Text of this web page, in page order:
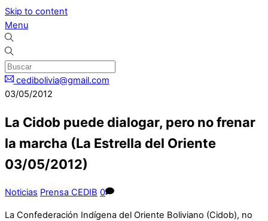
Skip to content
Menu
cedibolivia@gmail.com
03/05/2012
La Cidob puede dialogar, pero no frenar
la marcha (La Estrella del Oriente
03/05/2012)
Noticias Prensa CEDIB 0
La Confederación Indígena del Oriente Boliviano (Cidob), no